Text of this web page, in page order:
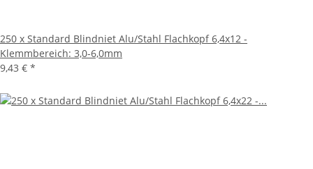
250 x Standard Blindniet Alu/Stahl Flachkopf 6,4x12 -
Klemmbereich: 3,0-6,0mm
9,43 € *